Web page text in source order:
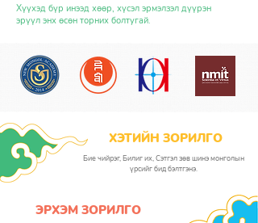
Хүүхэд бүр инээд хөөр, хүсэл эрмэлзэл дүүрэн
эрүүл энх өсөн торних болтугай.
Бие чийрэг, Билиг их, Сэтгэл зөв шинэ монголын
үрсийг бид бэлтгэнэ.
ХЭТИЙН ЗОРИЛГО
ЭРХЭМ ЗОРИЛГО